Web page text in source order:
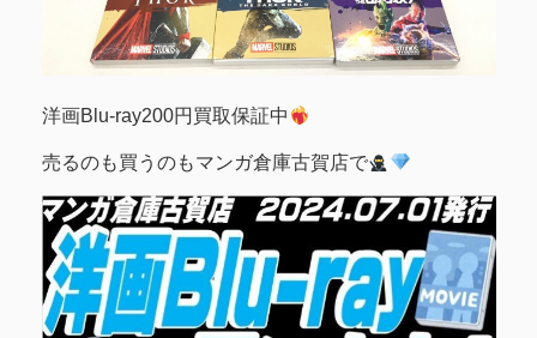
洋画Blu-ray200円買取保証中
売るのも買うのもマンガ倉庫古賀店で